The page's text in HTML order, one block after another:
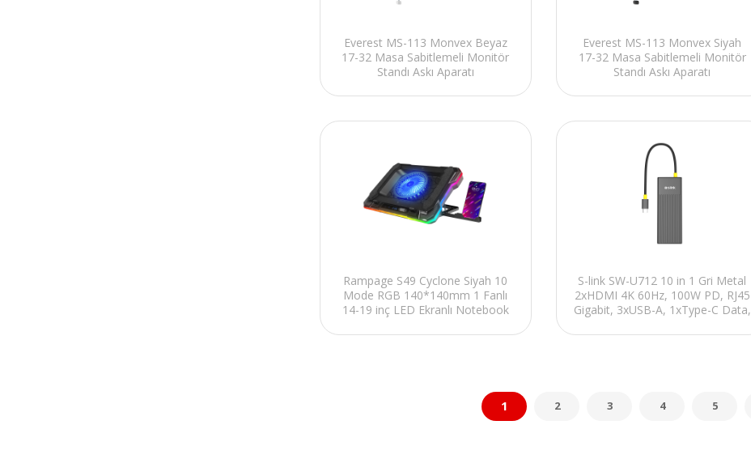
Everest MS-113 Monvex Beyaz
17-32 Masa Sabitlemeli Monitör
Standı Askı Aparatı
Everest MS-113 Monvex Siyah
17-32 Masa Sabitlemeli Monitör
Standı Askı Aparatı
Rampage S49 Cyclone Siyah 10
Mode RGB 140*140mm 1 Fanlı
14-19 inç LED Ekranlı Notebook
S-link SW-U712 10 in 1 Gri Metal
2xHDMI 4K 60Hz, 100W PD, RJ45
Gigabit, 3xUSB-A, 1xType-C Data,
1 2 3 4 5